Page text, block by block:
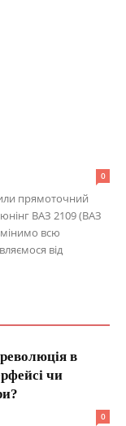
0
прямоточний
ВАЗ 2109 (ВАЗ
всю
від
в
чи
0